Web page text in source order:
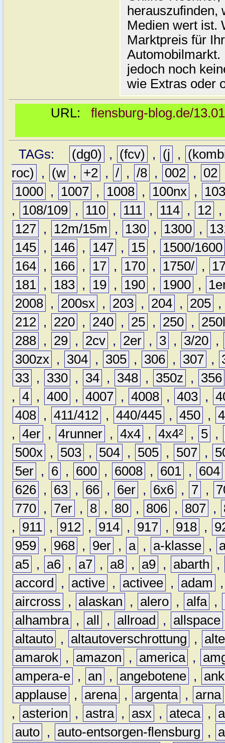
herauszufinden,
Medien wert ist.
Marktpreis für
jedoch noch
wie Extras oder
URL: flensburg-blog.de/
TAGs: (dg0) , (fcv) , (j ,
roc)
, (w , +2 , / , /8 , 002 , 02
1000 , 1007 , 1008 , 100nx ,
,
108/109 , 110 , 111 , 114 , 12
127 , 12m/15m , 130 , 1300 ,
145 , 146 , 147 , 15 ,
1500/1600
164 , 166 , 17 , 170 , 1750/ ,
181 , 183 , 19 , 190 , 1900 ,
2008 , 200sx , 203 , 204 , 205 ,
212 , 220 , 240 , 25 , 250 ,
288 , 29 , 2cv , 2er , 3 , 3/20 ,
300zx , 304 , 305 , 306 , 307 ,
33 , 330 , 34 , 348 , 350z ,
356
, 4 , 400 , 4007 , 4008 , 403 ,
408 , 411/412 , 440/445 , 450 ,
, 4er , 4runner , 4x4 , 4x4² , 5 ,
500x , 503 , 504 , 505 , 507 ,
5er , 6 , 600 , 6008 , 601 , 604
626 , 63 , 66 , 6er , 6x6 , 7 ,
770 , 7er , 8 , 80 , 806 , 807 ,
,
911 , 912 , 914 , 917 , 918 ,
959 , 968 , 9er , a , a-klasse ,
a5 , a6 , a7 , a8 , a9 , abarth
,
accord
, active , activee , adam
aircross
, alaskan , alero , alfa ,
alhambra , all , allroad , allspace
altauto , altautoverschrottung ,
amarok , amazon , america ,
ampera-e , an , angebotene ,
applause , arena , argenta , arna
,
asterion , astra , asx , ateca ,
auto , auto-entsorgen-flensburg ,